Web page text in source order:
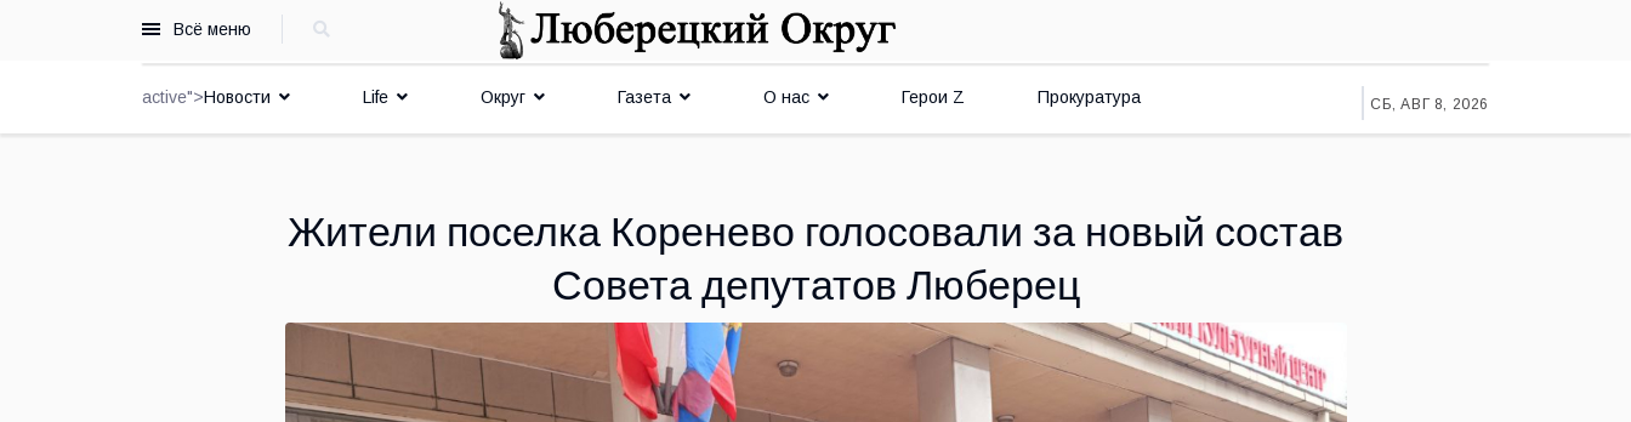
Всё меню
active">Новости Life Округ Газета О нас Герои Z Прокуратура СБ, АВГ 8, 2026
Жители поселка Коренево голосовали за новый состав
Совета депутатов Люберец